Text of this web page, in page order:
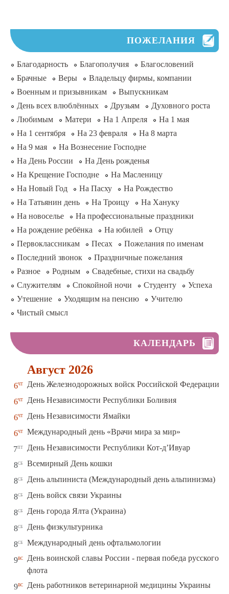
ПОЖЕЛАНИЯ
Благодарность Благополучия
Благословений
Брачные
Веры
Владельцу фирмы, компании
Военным и призывникам
Выпускникам
День всех влюблённых
Друзьям
Духовного роста
Любимым
Матери На 1 Апреля
На 1 мая
На 1 сентября
На 23 февраля
На 8 марта
На 9 мая
На Вознесение Господне
На День России
На День рожденья
На Крещение Господне
На Масленицу
На Новый Год
На Пасху
На Рождество
На Татьянин день
На Троицу
На Хануку
На новоселье
На профессиональные праздники
На рождение ребёнка
На юбилей
Отцу
Первоклассникам
Песах
Пожелания по именам
Последний звонок
Праздничные пожелания
Разное
Родным
Свадебные, стихи на свадьбу
Служителям
Спокойной ночи Студенту
Успеха
Утешение
Уходящим на пенсию
Учителю
Чистый смысл
КАЛЕНДАРЬ
Август 2026
6чт День Железнодорожных войск Российской Федерации
6чт День Независимости Республики Боливия
6чт День Независимости Ямайки
6чт Международный день «Врачи мира за мир»
7пт День Независимости Республики Кот-д’Ивуар
8сб Всемирный День кошки
8сб День альпиниста (Международный день альпинизма)
8сб День войск связи Украины
8сб День города Ялта (Украина)
8сб День физкультурника
8сб Международный день офтальмологии
9вс
День воинской славы России - первая победа русского
флота
9вс День работников ветеринарной медицины Украины